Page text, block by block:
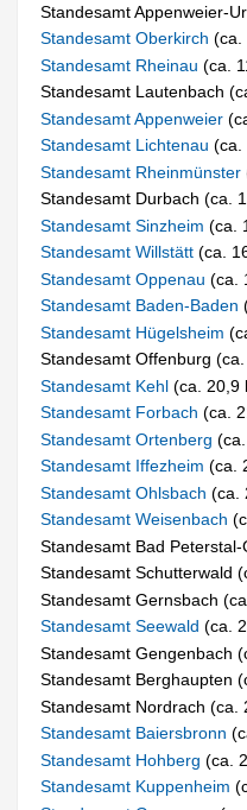
Standesamt Appenweier-
Standesamt Oberkirch(ca.
Standesamt Rheinau(ca.
Standesamt Lautenbach
Standesamt Appenweier
Standesamt Lichtenau(ca.
Standesamt Rheinmünster
Standesamt Durbach (ca.
Standesamt Sinzheim(ca.
Standesamt Willstätt(ca.
Standesamt Oppenau(ca.
Standesamt Baden-Baden
Standesamt Hügelsheim
Standesamt Offenburg
Standesamt Kehl(ca. 20,9
Standesamt Forbach(ca.
Standesamt Ortenberg
Standesamt Iffezheim(ca.
Standesamt Ohlsbach(ca.
Standesamt Weisenbach
Standesamt Bad
Standesamt Schutterwald
Standesamt Gernsbach
Standesamt Seewald(ca.
Standesamt Gengenbach
Standesamt Berghaupten
Standesamt Nordrach (ca.
Standesamt Baiersbronn
Standesamt Hohberg(ca.
Standesamt Kuppenheim